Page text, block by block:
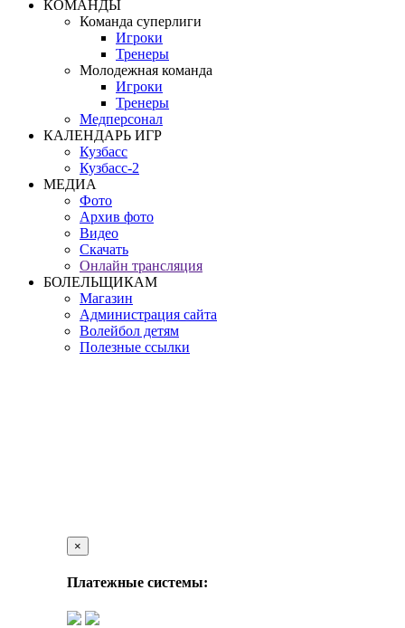
КОМАНДЫ
Команда суперлиги
Игроки
Тренеры
Молодежная команда
Игроки
Тренеры
Медперсонал
КАЛЕНДАРЬ ИГР
Кузбасс
Кузбасс-2
МЕДИА
Фото
Архив фото
Видео
Скачать
Онлайн трансляция
БОЛЕЛЬЩИКАМ
Магазин
Администрация сайта
Волейбол детям
Полезные ссылки
×
Платежные системы: